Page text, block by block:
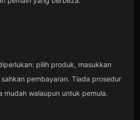
pilih produk, masukkan
pembayaran. Tiada prosedur
mudah walaupun untuk pemula.